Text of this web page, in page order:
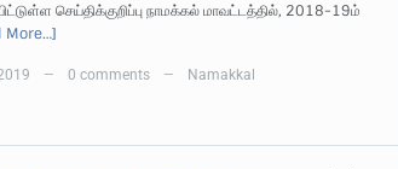
செய்திக்குறிப்பு நாமக்கல் மாவட்டத்தில், 2018-19ம்
More…]
— 0 comments — Namakkal